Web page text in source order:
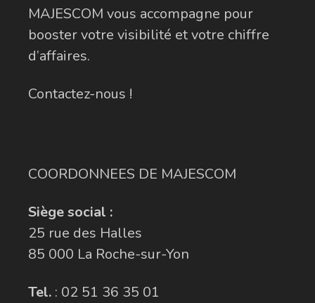
MAJESCOM vous accompagne pour
booster votre visibilité et votre chiffre
d’affaires.
Contactez-nous !
COORDONNEES DE MAJESCOM
Siège social :
25 rue des Halles
85 000 La Roche-sur-Yon
Tel. : 02 51 36 35 01